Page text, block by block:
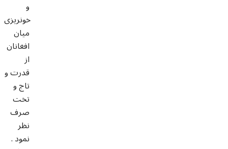
و
خونریزی
میان
افغانان
از
قدرت و
تاج و
تخت
صرف
نظر
نمود .